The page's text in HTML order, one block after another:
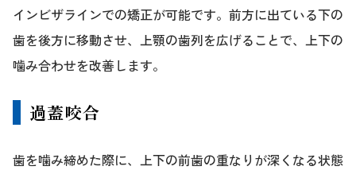
インビザラインでの矯正が可能です。前方に出ている下の
歯を後方に移動させ、上顎の歯列を広げることで、上下の
噛み合わせを改善します。
過蓋咬合
歯を噛み締めた際に、上下の前歯の重なりが深くなる状態